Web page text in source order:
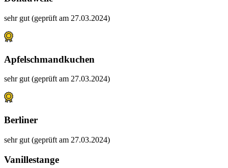
sehr gut (geprüft am 27.03.2024)
Apfelschmandkuchen
sehr gut (geprüft am 27.03.2024)
Berliner
sehr gut (geprüft am 27.03.2024)
Vanillestange